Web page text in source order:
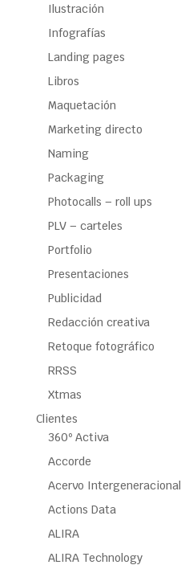
Ilustración
Infografías
Landing pages
Libros
Maquetación
Marketing directo
Naming
Packaging
Photocalls – roll ups
PLV – carteles
Portfolio
Presentaciones
Publicidad
Redacción creativa
Retoque fotográfico
RRSS
Xtmas
Clientes
360º Activa
Accorde
Acervo Intergeneracional
Actions Data
ALIRA
ALIRA Technology